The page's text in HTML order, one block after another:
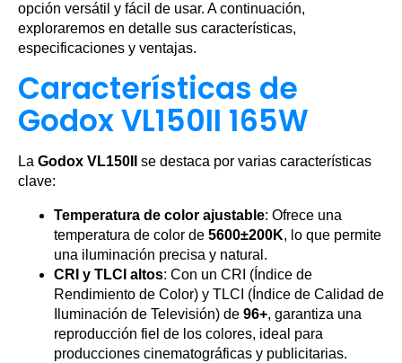
opción versátil y fácil de usar. A continuación,
exploraremos en detalle sus características,
especificaciones y ventajas.
Características de
Godox VL150II 165W
La Godox VL150II
se destaca por varias características
clave:
Temperatura de color ajustable: Ofrece una
temperatura de color de 5600±200K, lo que permite
una iluminación precisa y natural.
CRI y TLCI altos: Con un CRI (Índice de
Rendimiento de Color) y TLCI (Índice de Calidad de
Iluminación de Televisión) de 96+, garantiza una
reproducción fiel de los colores, ideal para
producciones cinematográficas y publicitarias.